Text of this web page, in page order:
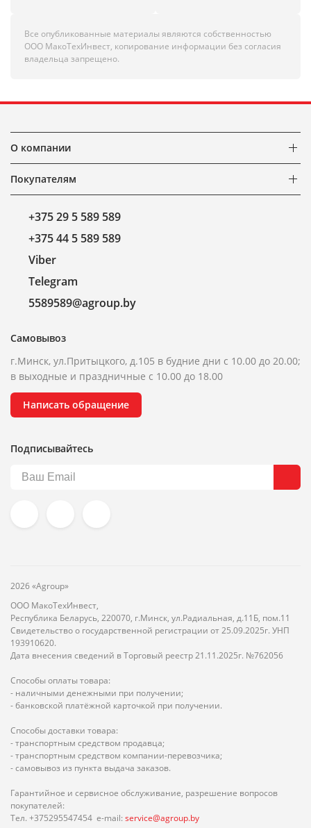
Все опубликованные материалы являются собственностью
ООО МакоТехИнвест, копирование информации без согласия
владельца запрещено.
О компании
Покупателям
+375 29 5 589 589
+375 44 5 589 589
Viber
Telegram
5589589@agroup.by
Самовывоз
г.Минск, ул.Притыцкого, д.105 в будние дни с 10.00 до 20.00;
в выходные и праздничные с 10.00 до 18.00
Написать обращение
Подписывайтесь
2026 «Agroup»
ООО МакоТехИнвест,
Республика Беларусь, 220070, г.Минск, ул.Радиальная, д.11Б, пом.11
Свидетельство о государственной регистрации от 25.09.2025г. УНП
193910620.
Дата внесения сведений в Торговый реестр 21.11.2025г. №762056
Способы оплаты товара:
- наличными денежными при получении;
- банковской платёжной карточкой при получении.
Способы доставки товара:
- транспортным средством продавца;
- транспортным средством компании-перевозчика;
- самовывоз из пункта выдача заказов.
Гарантийное и сервисное обслуживание, разрешение вопросов
покупателей:
Тел. +375295547454 e-mail: service@agroup.by